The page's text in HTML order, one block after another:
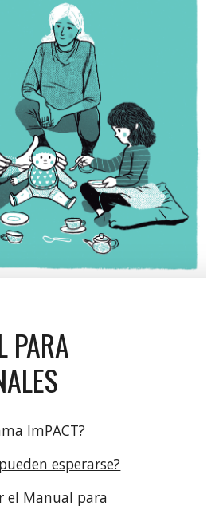
PARA
ImPACT?
esperarse?
el Manual para